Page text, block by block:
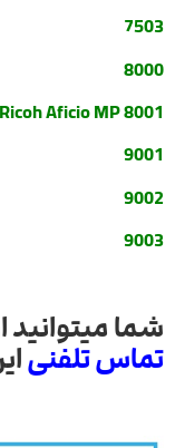
7503
8000
Ricoh Aficio MP 8001
9001
9002
9003
شما میتوانید
تماس تلفنی